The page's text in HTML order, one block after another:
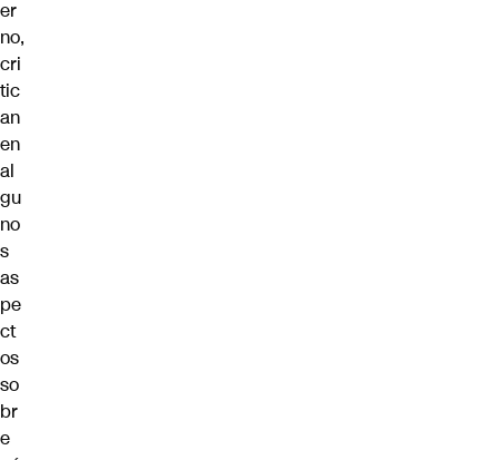
er
no,
cri
tic
an
en
al
gu
no
s
as
pe
ct
os
so
br
e